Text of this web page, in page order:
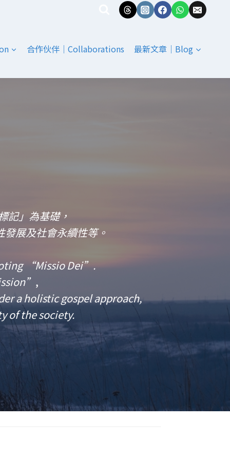
合作伙伴｜Collaborations 最新文章｜Blog
記」為基礎，
展及社會永續性等。
“Missio Dei”.
,
a holistic gospel approach,
of the society.